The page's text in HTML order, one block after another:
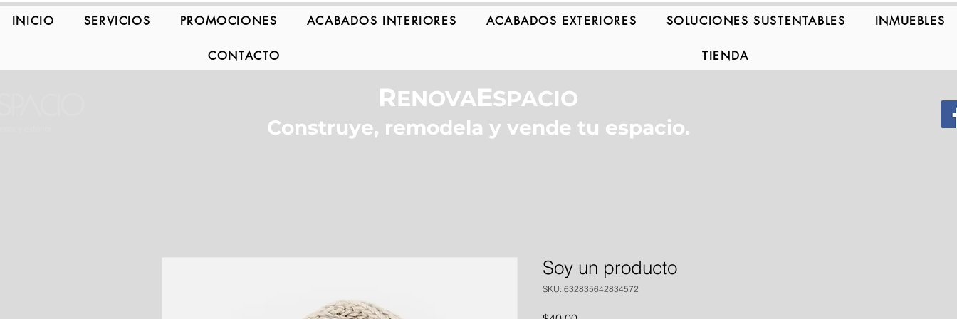
INICIO SERVICIOS PROMOCIONES ACABADOS INTERIORES ACABADOS EXTERIORES SOLUCIONES SUSTENTABLES INMUEBLES
CONTACTO TIENDA
RENOVAESPACIO
Construye, remodela y vende tu espacio.
Soy un producto
SKU: 632835642834572